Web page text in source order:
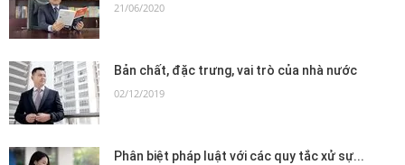
21/06/2020
Bản chất, đặc trưng, vai trò của nhà nước
02/12/2019
Phân biệt pháp luật với các quy tắc xử sự...